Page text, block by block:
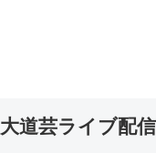
大道芸ライブ配信